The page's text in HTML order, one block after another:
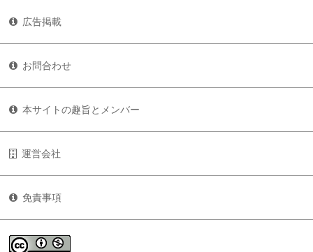
広告掲載
お問合わせ
本サイトの趣旨とメンバー
運営会社
免責事項